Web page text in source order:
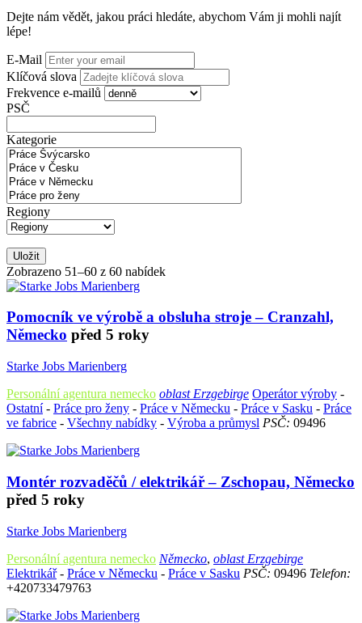
Dejte nám vědět, jakou práci hledáte, abychom Vám ji mohli najít
lépe!
E-Mail
Klíčová slova
Frekvence e-mailů
PSČ
Kategorie
Regiony
Uložit
Zobrazeno 51–60 z 60 nabídek
Pomocník ve výrobě a obsluha stroje – Cranzahl,
Německo před 5 roky
Starke Jobs Marienberg
Personální agentura nemecko oblast Erzgebirge Operátor výroby -
Ostatní- Práce pro ženy - Práce v Německu - Práce v Sasku - Práce
ve fabrice - Všechny nabídky - Výroba a průmysl PSČ: 09496
Montér rozvaděčů / elektrikář – Zschopau, Německo
před 5 roky
Starke Jobs Marienberg
Personální agentura nemecko Německo, oblast Erzgebirge
Elektrikář- Práce v Německu - Práce v Sasku PSČ: 09496 Telefon:
+420733479763